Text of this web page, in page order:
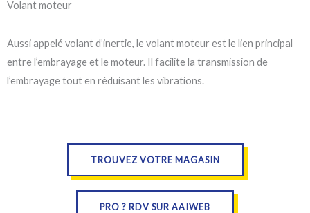
Volant moteur
Aussi appelé volant d’inertie, le volant moteur est le lien principal
entre l’embrayage et le moteur. Il facilite la transmission de
l’embrayage tout en réduisant les vibrations.
TROUVEZ VOTRE MAGASIN
PRO ? RDV SUR AAIWEB